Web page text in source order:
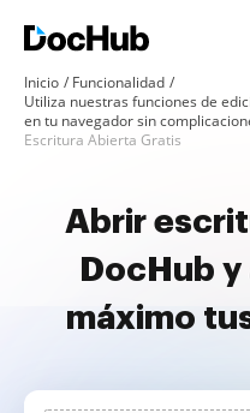
Inicio
Funcionalidad
Utiliza nuestras funciones de
en tu navegador sin
Escritura Abierta Gratis
Abrir
DocHub
máximo